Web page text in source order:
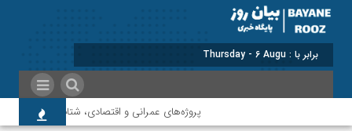
برابر با : Thursday - 6 August - 2026
پروژه‌های عمرانی و اقتصادی، شتاب‌دهنده توسعه